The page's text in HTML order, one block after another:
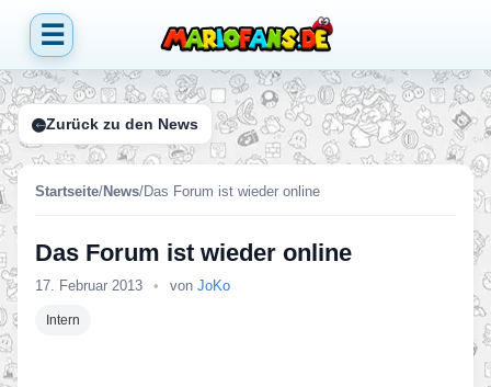
☰
Zurück zu den News
Startseite/News/Das Forum ist wieder online
Das Forum ist wieder online
17. Februar 2013 • von JoKo
Intern